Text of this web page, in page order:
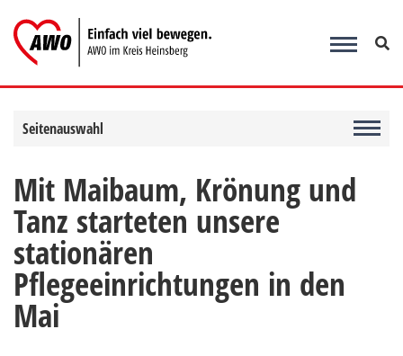
Inhalt
springen
Seitenauswahl
Mit Maibaum, Krönung und
Tanz starteten unsere
stationären
Pflegeeinrichtungen in den
Mai